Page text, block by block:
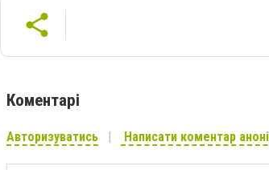
Коментарі
Авторизуватись Написати коментар